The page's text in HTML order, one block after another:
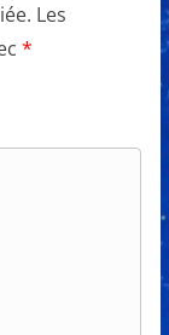
Les
*